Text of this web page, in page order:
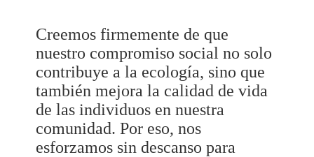
Creemos firmemente de que
nuestro compromiso social no solo
contribuye a la ecología, sino que
también mejora la calidad de vida
de las individuos en nuestra
comunidad. Por eso, nos
esforzamos sin descanso para